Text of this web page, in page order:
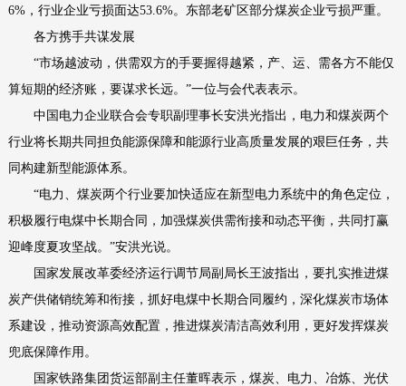
6%，行业企业亏损面达53.6%。东部老矿区部分煤炭企业亏损严重。
各方携手共谋发展
“市场越波动，供需双方的手要握得越紧，产、运、需各方不能仅
算短期的经济账，要谋求长远。”一位与会代表表示。
中国电力企业联合会专职副理事长安洪光指出，电力和煤炭两个
行业将长期共同担负能源保障和能源行业高质量发展的艰巨任务，共
同构建新型能源体系。
“电力、煤炭两个行业要加快适应在新型电力系统中的角色定位，
积极履行电煤中长期合同，加强煤炭供需衔接和动态平衡，共同打赢
迎峰度夏攻坚战。”安洪光说。
国家发展改革委经济运行调节局副局长王波指出，要扎实推进煤
炭产供储销统筹和衔接，抓好电煤中长期合同履约，深化煤炭市场体
系建设，推动资源高效配置，推进煤炭清洁高效利用，更好发挥煤炭
兜底保障作用。
国家铁路集团货运部副主任董晖表示，煤炭、电力、冶炼、光伏